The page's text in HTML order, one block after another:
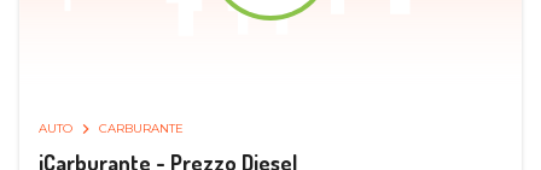
AUTO CARBURANTE
iCarburante - Prezzo Diesel